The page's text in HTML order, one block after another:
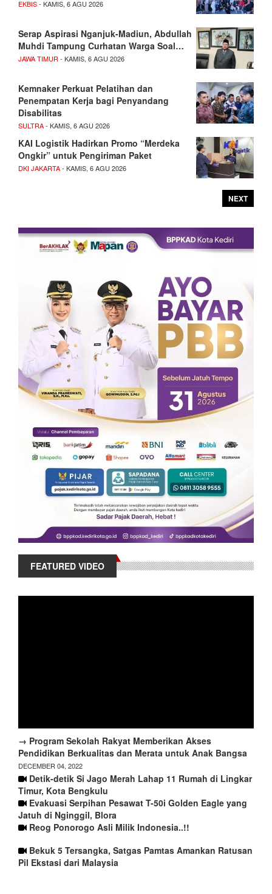
EKBIS- KAMIS, 6 AGU 2026
Serap Aspirasi Nganjuk-Madiun, Abdullah
Muhdi Tampung Curhatan Warga Soal…
JAWA TIMUR- KAMIS, 6 AGU 2026
Kemnaker Perkuat Pelatihan dan
Penempatan Kerja bagi Penyandang
Disabilitas
SULTRA- KAMIS, 6 AGU 2026
KAI Logistik Hadirkan Promo “Merdeka
Ongkir” untuk Pengiriman Paket
DKI JAKARTA- KAMIS, 6 AGU 2026
NEXT
FEATURED VIDEO
→ Program Sekolah Rakyat Memberikan Akses
Pendidikan Berkualitas dan Merata untuk Anak Bangsa
DECEMBER 04, 2022
Detik-detik Si Jago Merah Lahap 11 Rumah di Lingkar
Timur, Kota Bengkulu
Evakuasi Serpihan Pesawat T-50i Golden Eagle yang
Jatuh di Nginggil, Blora
Reog Ponorogo Asli Milik Indonesia..!!
Bekuk 5 Tersangka, Satgas Pamtas Amankan Ratusan
Pil Ekstasi dari Malaysia